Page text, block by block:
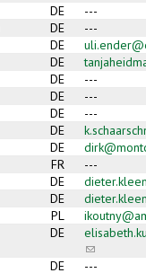
DE
---
DE
---
DE
DE
DE
---
DE
---
DE
---
DE
DE
FR
---
DE
DE
PL
DE
(link
sends
DE
---